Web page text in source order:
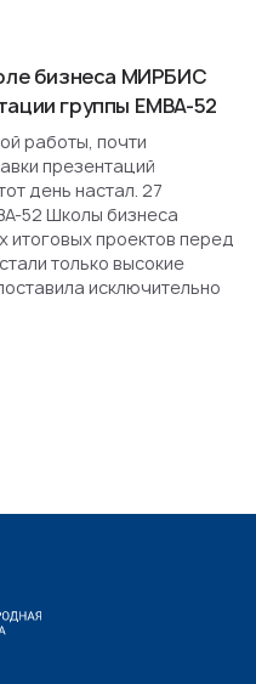
бизнеса МИРБИС
группы EMBA-52
работы, почти
презентаций
день настал. 27
52 Школы бизнеса
проектов перед
только высокие
исключительно